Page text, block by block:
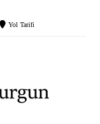
Yol Tarifi